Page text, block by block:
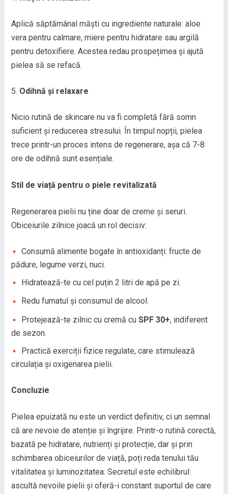
Aplică săptămânal măști cu ingrediente naturale: aloe
vera pentru calmare, miere pentru hidratare sau argilă
pentru detoxifiere. Acestea redau prospețimea și ajută
pielea să se refacă.
Odihnă și relaxare
Nicio rutină de skincare nu va fi completă fără somn
suficient și reducerea stresului. În timpul nopții, pielea
trece printr-un proces intens de regenerare, așa că 7-8
ore de odihnă sunt esențiale.
Stil de viață pentru o piele revitalizată
Regenerarea pielii nu ține doar de creme și seruri.
Obiceiurile zilnice joacă un rol decisiv:
Consumă alimente bogate în antioxidanți: fructe de
pădure, legume verzi, nuci.
Hidratează-te cu cel puțin 2 litri de apă pe zi.
Redu fumatul și consumul de alcool.
Protejează-te zilnic cu cremă cu SPF 30+, indiferent
de sezon.
Practică exerciții fizice regulate, care stimulează
circulația și oxigenarea pielii.
Concluzie
Pielea epuizată nu este un verdict definitiv, ci un semnal
că are nevoie de atenție și îngrijire. Printr-o rutină corectă,
bazată pe hidratare, nutrienți și protecție, dar și prin
schimbarea obiceiurilor de viață, poți reda tenului tău
vitalitatea și luminozitatea. Secretul este echilibrul:
ascultă nevoile pielii și oferă-i constant suportul de care